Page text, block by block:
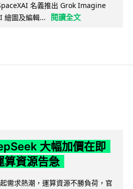
名義推出 Grok Imagine
繪圖及編輯...
閱讀全文
大幅加價在即
算資源告急
需求熱潮，運算資源不勝負荷，官